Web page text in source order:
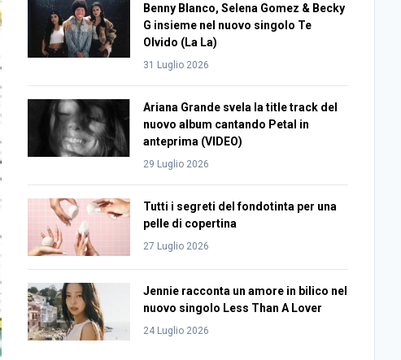
Benny Blanco, Selena Gomez & Becky
G insieme nel nuovo singolo Te
Olvido (La La)
31 Luglio 2026
Ariana Grande svela la title track del
nuovo album cantando Petal in
anteprima (VIDEO)
29 Luglio 2026
Tutti i segreti del fondotinta per una
pelle di copertina
27 Luglio 2026
Jennie racconta un amore in bilico nel
nuovo singolo Less Than A Lover
24 Luglio 2026